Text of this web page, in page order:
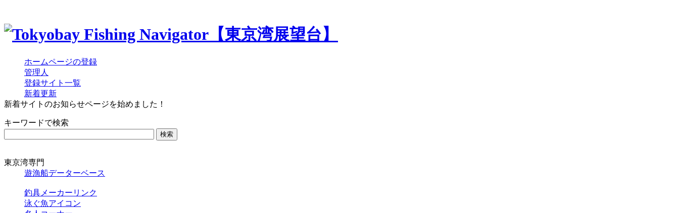
ホームページの登録
管理人
登録サイト一覧
新着更新
新着サイトのお知らせページを始めました！
キーワードで検索
東京湾専門
遊漁船データーベース
釣具メーカーリンク
泳ぐ魚アイコン